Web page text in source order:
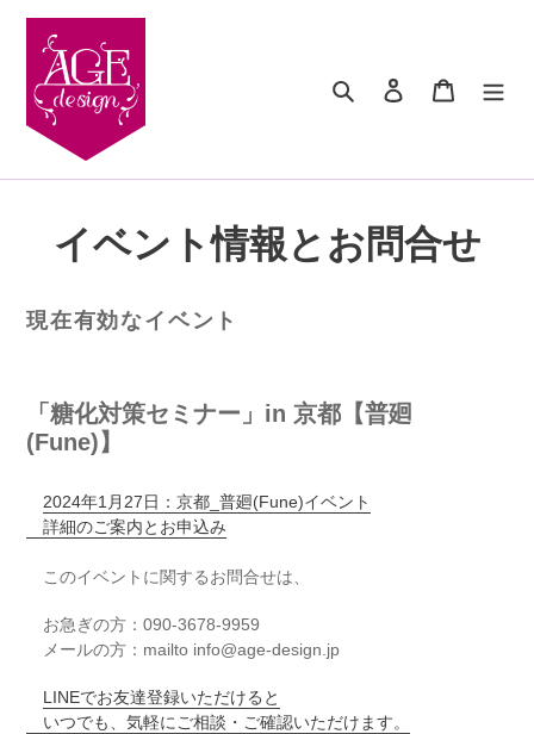
検索 ログインカート
イベント情報とお問合せ
現在有効なイベント
「糖化対策セミナー」in 京都【普廻
(Fune)】
2024年1月27日：京都_普廻(Fune)イベント
詳細のご案内とお申込み
このイベントに関するお問合せは、
お急ぎの方：090-3678-9959
メールの方：mailto info@age-design.jp
LINEでお友達登録いただけると
いつでも、気軽にご相談・ご確認いただけます。